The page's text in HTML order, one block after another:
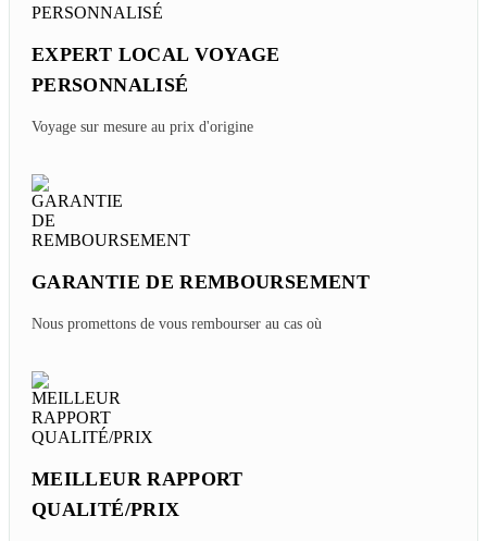
EXPERT LOCAL VOYAGE
PERSONNALISÉ
Voyage sur mesure au prix d'origine
GARANTIE DE REMBOURSEMENT
Nous promettons de vous rembourser au cas où
MEILLEUR RAPPORT
QUALITÉ/PRIX